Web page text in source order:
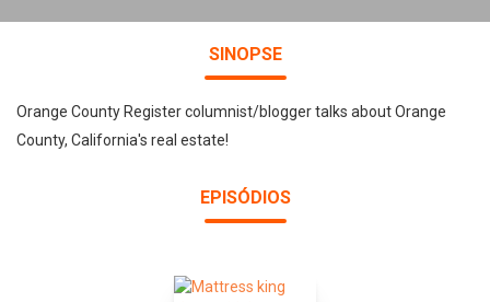
SINOPSE
Orange County Register columnist/blogger talks about Orange
County, California's real estate!
EPISÓDIOS